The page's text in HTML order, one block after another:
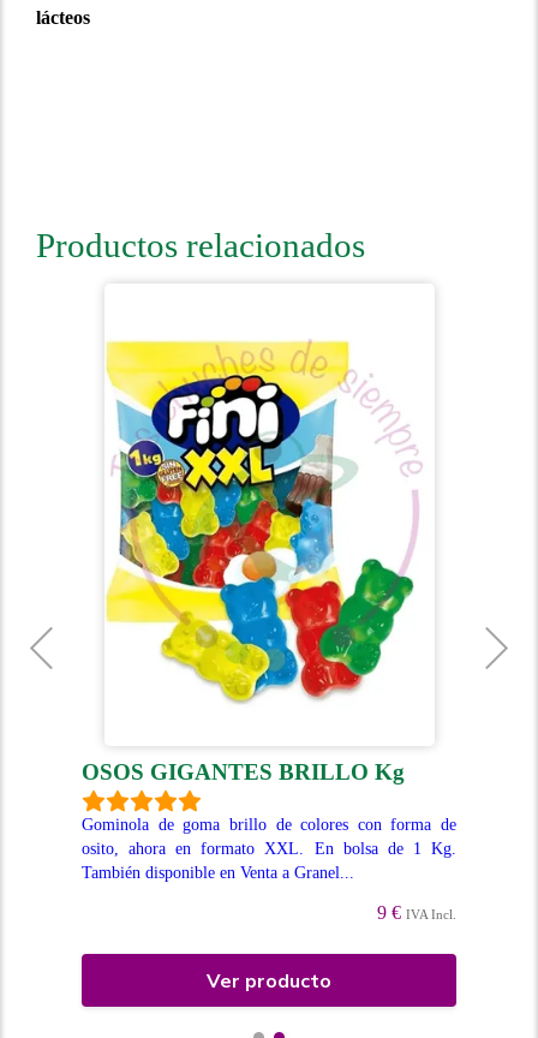
lácteos
Productos relacionados
OSOS GIGANTES BRILLO Kg
Gominola de goma brillo de colores con forma de
osito, ahora en formato XXL. En bolsa de 1 Kg.
También disponible en Venta a Granel...
9 € IVA Incl.
Ver producto